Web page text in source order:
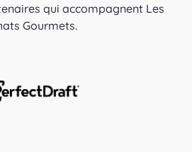
qui accompagnent Les
Gourmets.